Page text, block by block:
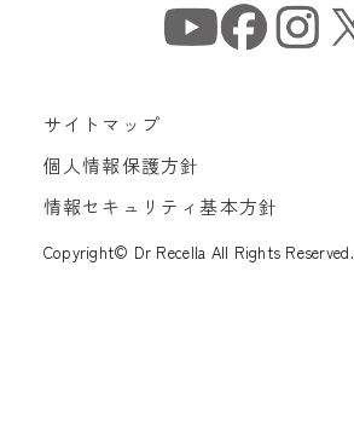
サイトマップ
個人情報保護方針
情報セキュリティ基本方針
Copyright© Dr Recella All Rights Reserved.